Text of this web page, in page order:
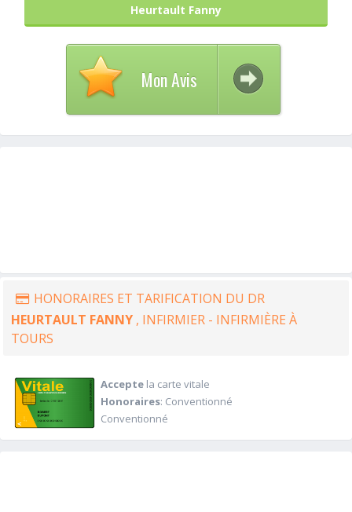
Heurtault Fanny
Mon Avis
HONORAIRES ET TARIFICATION DU DR
HEURTAULT FANNY , INFIRMIER - INFIRMIÈRE À
TOURS
Acceptela carte vitale
Honoraires: Conventionné
Conventionné